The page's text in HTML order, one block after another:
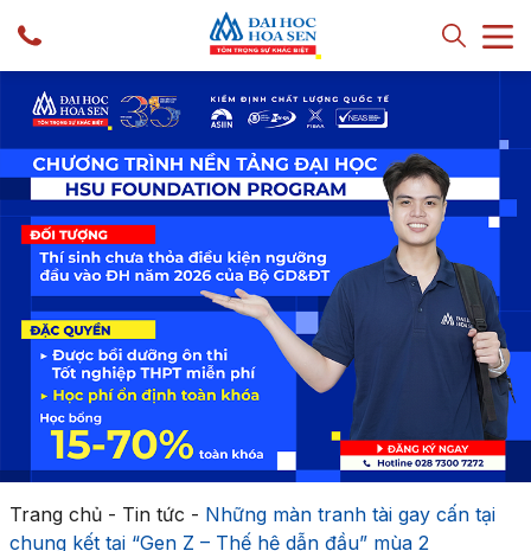
Trang chủ- Tin tức - Những màn tranh tài gay cấn tại
chung kết tại “Gen Z – Thế hệ dẫn đầu” mùa 2